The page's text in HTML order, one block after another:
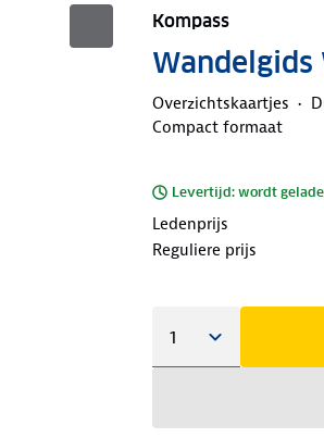
Kompass
Overzichtskaartjes
Compact formaat
Levertijd: wordt
Ledenprijs
Reguliere prijs